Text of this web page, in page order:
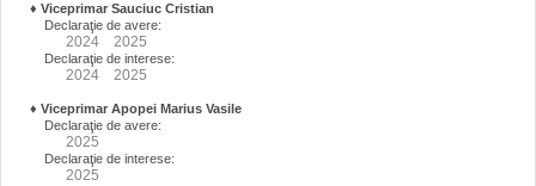
♦ Viceprimar Sauciuc Cristian
Declaraţie de avere:
2024 2025
Declaraţie de interese:
2024 2025
♦ Viceprimar Apopei Marius Vasile
Declaraţie de avere:
2025
Declaraţie de interese:
2025